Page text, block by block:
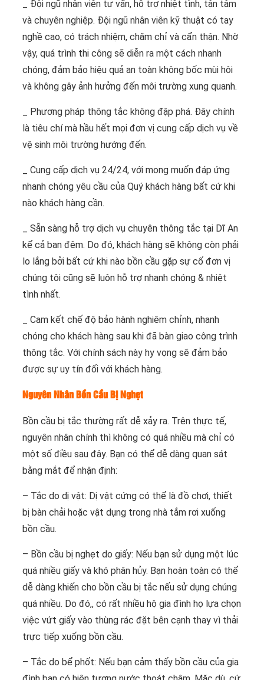
_ Đội ngũ nhân viên tư vấn, hỗ trợ nhiệt tình, tận tâm
và chuyên nghiệp. Đội ngũ nhân viên kỹ thuật có tay
nghề cao, có trách nhiệm, chăm chỉ và cẩn thận. Nhờ
vậy, quá trình thi công sẽ diễn ra một cách nhanh
chóng, đảm bảo hiệu quả an toàn không bốc mùi hôi
và không gây ảnh hưởng đến môi trường xung quanh.
_ Phương pháp thông tắc không đập phá. Đây chính
là tiêu chí mà hầu hết mọi đơn vị cung cấp dịch vụ về
vệ sinh môi trường hướng đến.
_ Cung cấp dịch vụ 24/24, với mong muốn đáp ứng
nhanh chóng yêu cầu của Quý khách hàng bất cứ khi
nào khách hàng cần.
_ Sẵn sàng hỗ trợ dịch vụ chuyên thông tắc tại Dĩ An
kể cả ban đêm. Do đó, khách hàng sẽ không còn phải
lo lắng bởi bất cứ khi nào bồn cầu gặp sự cố đơn vị
chúng tôi cũng sẽ luôn hỗ trợ nhanh chóng & nhiệt
tình nhất.
_ Cam kết chế độ bảo hành nghiêm chỉnh, nhanh
chóng cho khách hàng sau khi đã bàn giao công trình
thông tắc. Với chính sách này hy vọng sẽ đảm bảo
được sự uy tín đối với khách hàng.
Nguyên Nhân Bồn Cầu Bị Nghẹt
Bồn cầu bị tắc thường rất dễ xảy ra. Trên thực tế,
nguyên nhân chính thì không có quá nhiều mà chỉ có
một số điều sau đây. Bạn có thể dễ dàng quan sát
bằng mắt để nhận định:
– Tắc do dị vật: Dị vật cứng có thể là đồ chơi, thiết
bị bàn chải hoặc vật dụng trong nhà tắm rơi xuống
bồn cầu.
– Bồn cầu bị nghẹt do giấy: Nếu bạn sử dụng một lúc
quá nhiều giấy và khó phân hủy. Bạn hoàn toàn có thể
dễ dàng khiến cho bồn cầu bị tắc nếu sử dụng chúng
quá nhiều. Do đó,, có rất nhiều hộ gia đình họ lựa chọn
việc vứt giấy vào thùng rác đặt bên cạnh thay vì thải
trực tiếp xuống bồn cầu.
– Tắc do bể phốt: Nếu bạn cảm thấy bồn cầu của gia